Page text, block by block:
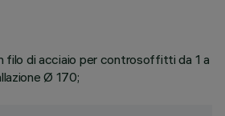
filo di acciaio per controsoffitti da 1 a
Ø 170;